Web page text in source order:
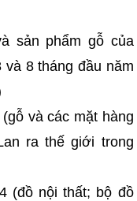
sản phẩm gỗ của
8 tháng đầu năm
và các mặt hàng
ra thế giới trong
(đồ nội thất; bộ đồ